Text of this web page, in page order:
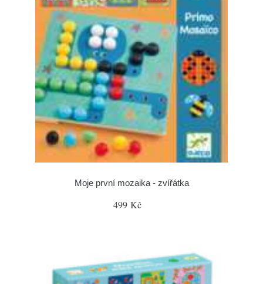
Moje první mozaika - zvířátka
499 Kč